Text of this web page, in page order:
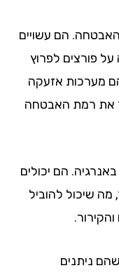
הם עשויים
לפרוץ
אזעקה
רמת האבטחה
הם יכולים
להוביל